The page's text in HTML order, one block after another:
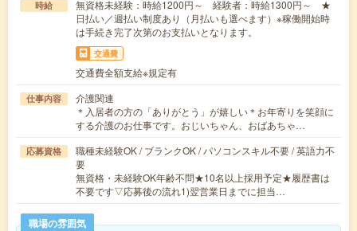
時給
無資格未経験：時給1200円～ 経験者：時給1300円～ ★
日払い／週払い制度あり（月払いも選べます）※稼働開始時
は手続き完了次第のお支払いとなります。
交通費
交通費全額支給※規定有
仕事内容
介護関連
＊入居者の方の「ありがとう」が嬉しい＊お年寄りを笑顔に
する介護のお仕事です。おじいちゃん、おばあちゃ…
応募資格
職種未経験OK / ブランクOK / パソコンスキル不要 / 英語力不
要
無資格・未経験OK年齢不問★10名以上採用予定★履歴書は
不要です▽応募後の流れ1)翌営業日までに担当…
職場の雰囲気